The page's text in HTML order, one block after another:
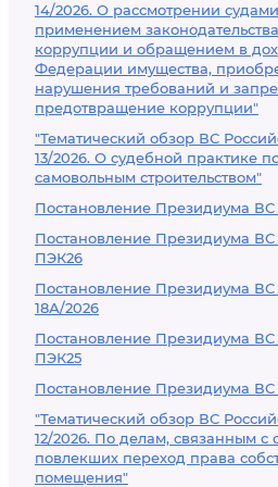
14/2026. О рассмотрении
применением
коррупции и обращением в
Федерации имущества,
нарушения требований и
предотвращение коррупции"
"Тематический обзор ВС
13/2026. О судебной практике
самовольным строительством"
Постановление Президиума ВС
Постановление Президиума ВС
ПЭК26
Постановление Президиума ВС
18А/2026
Постановление Президиума ВС
ПЭК25
Постановление Президиума ВС
"Тематический обзор ВС
12/2026. По делам, связанным с
повлекших переход права
помещения"